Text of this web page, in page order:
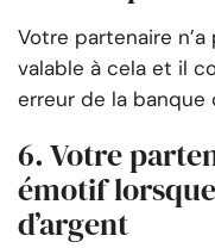
Votre partenaire
valable à cela et il
erreur de la banque
6. Votre
émotif
d’argent